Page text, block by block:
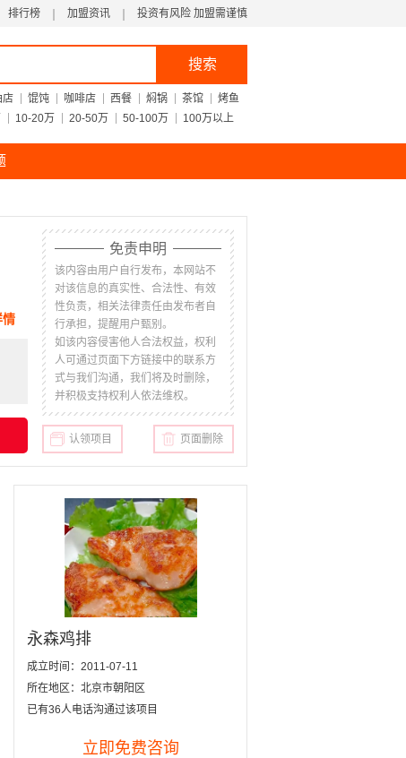
投资有风险 加盟需谨慎
加盟资讯
排行榜
搜索
店 馄饨 咖啡店 西餐 焖锅 茶馆
烤鱼
10-20万 20-50万 50-100万 100万以上
情
免责申明
该内容由用户自行发布，本网站不
对该信息的真实性、合法性、有效
性负责，相关法律责任由发布者自
行承担，提醒用户甄别。
如该内容侵害他人合法权益，权利
人可通过页面下方链接中的联系方
式与我们沟通，我们将及时删除，
并积极支持权利人依法维权。
认领项目 页面删除
永森鸡排
成立时间：2011-07-11
所在地区：北京市朝阳区
已有36人电话沟通过该项目
立即免费咨询